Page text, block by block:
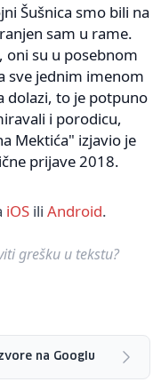
Šušnica smo bili na
sam u rame.
oni su u posebnom
sve jednim imenom
dolazi, to je potpuno
i porodicu,
Mektića" izjavio je
prijave 2018.
iOS ili Android.
grešku u tekstu?
na Googlu